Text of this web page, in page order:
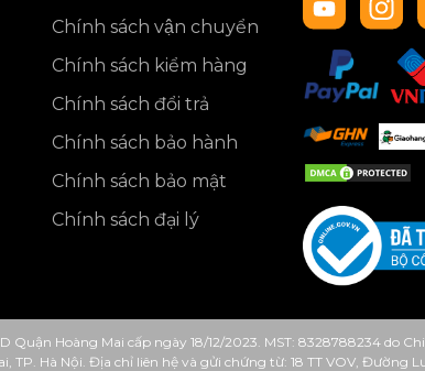
Chính sách vận chuyển
Chính sách kiểm hàng
Chính sách đổi trả
Chính sách bảo hành
Chính sách bảo mật
Chính sách đại lý
Hoàng Mai cấp ngày 18/12/2023. MST: 8328788234 do
TP. Hà Nội. Địa chỉ liên hệ và gửi chứng từ: 18 TT VOV, Đường